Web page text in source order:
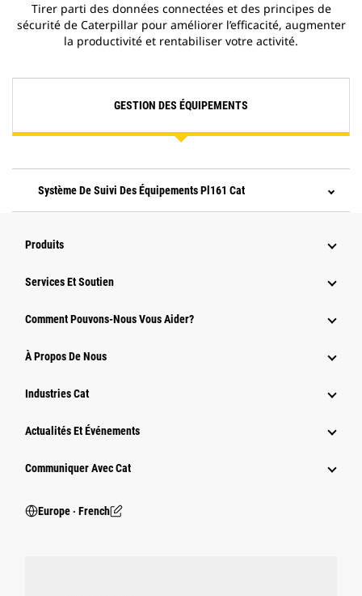
Tirer parti des données connectées et des principes de
sécurité de Caterpillar pour améliorer l’efficacité, augmenter
la productivité et rentabiliser votre activité.
GESTION DES ÉQUIPEMENTS
Système De Suivi Des Équipements Pl161 Cat
Produits
Services Et Soutien
Comment Pouvons-Nous Vous Aider?
À Propos De Nous
Industries Cat
Actualités Et Événements
Communiquer Avec Cat
Europe ‧ French